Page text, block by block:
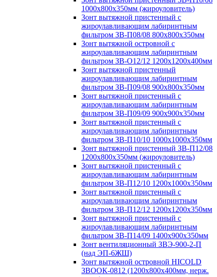
1000х800х350мм (жироуловитель)
Зонт вытяжной пристенный с
жироулавливающим лабиринтным
фильтром ЗВ-П08/08 800х800х350мм
Зонт вытяжной островной с
жироулавливающим лабиринтным
фильтром ЗВ-О12/12 1200х1200х400мм
Зонт вытяжной пристенный
жироулавливающим лабиринтным
фильтром ЗВ-П09/08 900х800х350мм
Зонт вытяжной пристенный с
жироулавливающим лабиринтным
фильтром ЗВ-П09/09 900х900х350мм
Зонт вытяжной пристенный с
жироулавливающим лабиринтным
фильтром ЗВ-П10/10 1000х1000х350мм
Зонт вытяжной пристенный ЗВ-П12/08
1200х800х350мм (жироуловитель)
Зонт вытяжной пристенный с
жироулавливающим лабиринтным
фильтром ЗВ-П12/10 1200х1000х350мм
Зонт вытяжной пристенный с
жироулавливающим лабиринтным
фильтром ЗВ-П12/12 1200х1200х350мм
Зонт вытяжной пристенный с
жироулавливающим лабиринтным
фильтром ЗВ-П14/09 1400х900х350мм
Зонт вентиляционный ЗВЭ-900-2-П
(над ЭП-6ЖШ)
Зонт вытяжной островной HICOLD
ЗВООК-0812 (1200х800x400мм, нерж.